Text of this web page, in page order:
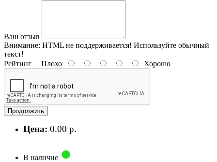
Ваш отзыв
Внимание: HTML не поддерживается! Используйте обычный
текст!
Рейтинг Плохо Хорошо
Продолжить
Цена: 0.00 р.
В наличие